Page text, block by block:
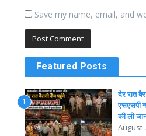
Save my name, email, and
Featured Posts
1
देर रात
एसएसपी
की ली
August